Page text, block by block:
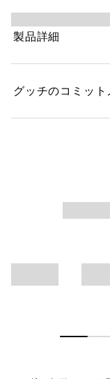
カラーやベッド セ
たちの個性を際立
ボウルは、ハーバ
製品詳細
グッチのコミット